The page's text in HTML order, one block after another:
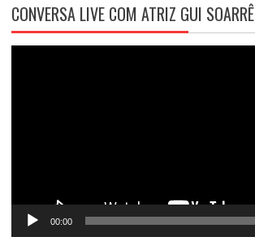
CONVERSA LIVE COM ATRIZ GUI SOARRÊ
00:00